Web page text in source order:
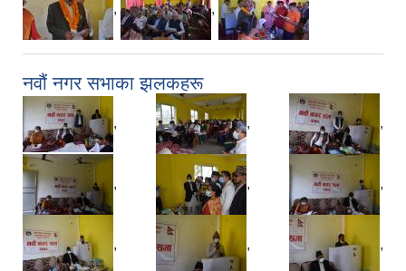
, ,
नवौं नगर सभाका झलकहरू
, , ,
, , ,
, , ,